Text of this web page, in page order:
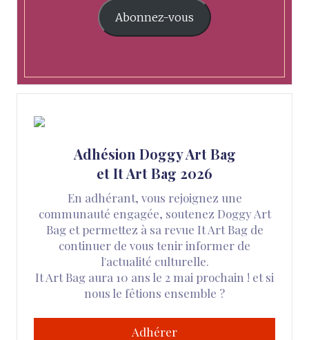
Abonnez-vous
Adhésion Doggy Art Bag
et It Art Bag 2026
En adhérant, vous rejoignez une
communauté engagée, soutenez Doggy Art
Bag et permettez à sa revue It Art Bag de
continuer de vous tenir informer de
l'actualité culturelle.
It Art Bag aura 10 ans le 2 mai prochain ! et si
nous le fêtions ensemble ?
Adhérer